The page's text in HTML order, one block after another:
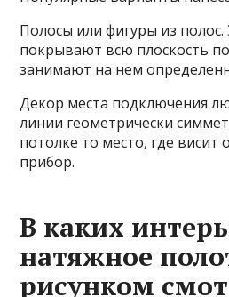
Полосы или фигуры из
покрывают всю плоскость
занимают на нем
Декор места подключения
линии геометрически
потолке то место, где висит
прибор.
В каких
натяжное
рисунком